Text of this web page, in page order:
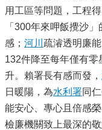
用工區等問題，工程
「300年來呷飯攪沙」
感； 河川 疏濬透明廉
132件降至每年僅有零
升。賴署長有感而發，
日暖陽，為水利署同
能安心、專心且倍感
檢廉機關致上最深的